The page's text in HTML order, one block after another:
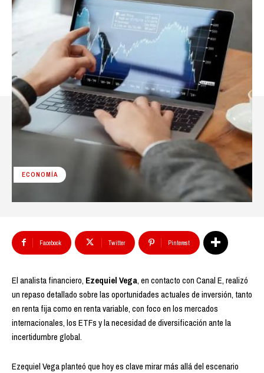
ECONOMÍA
Facebook Twitter Pinterest
El analista financiero, Ezequiel Vega, en contacto con Canal E, realizó
un repaso detallado sobre las oportunidades actuales de inversión, tanto
en renta fija como en renta variable, con foco en los mercados
internacionales, los ETFs y la necesidad de diversificación ante la
incertidumbre global.
Ezequiel Vega planteó que hoy es clave mirar más allá del escenario